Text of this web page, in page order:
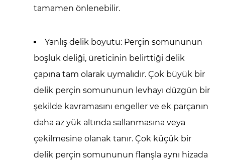
tamamen önlenebilir.
Yanlış delik boyutu: Perçin somununun
boşluk deliği, üreticinin belirttiği delik
çapına tam olarak uymalıdır. Çok büyük bir
delik perçin somununun levhayı düzgün bir
şekilde kavramasını engeller ve ek parçanın
daha az yük altında sallanmasına veya
çekilmesine olanak tanır. Çok küçük bir
delik perçin somununun flanşla aynı hizada